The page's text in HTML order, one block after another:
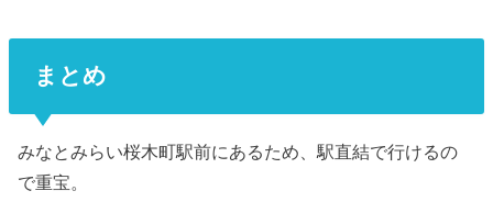
まとめ
みなとみらい桜木町駅前にあるため、駅直結で行けるの
で重宝。